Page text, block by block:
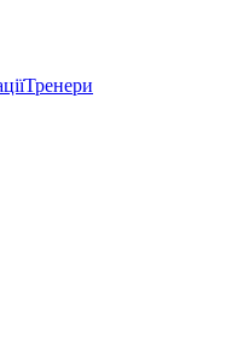
Тренери